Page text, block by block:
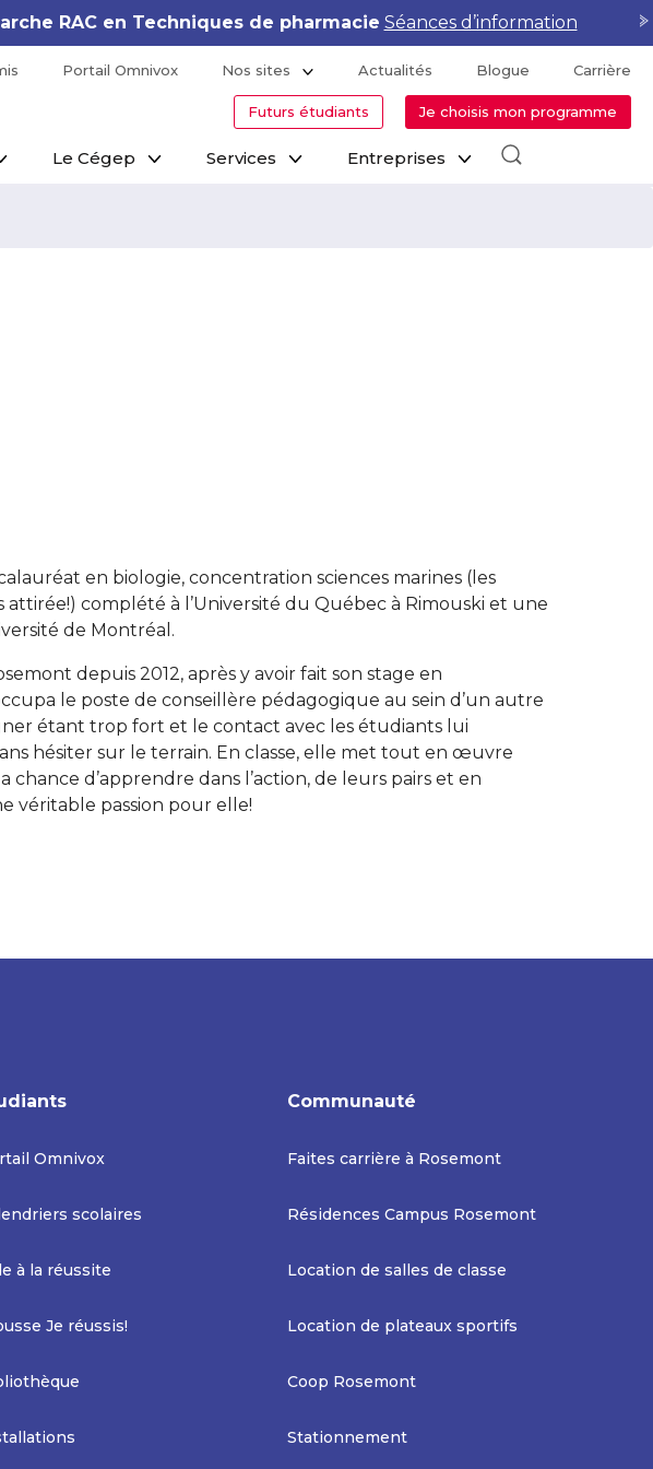
RAC en Techniques de pharmacie Séances d’information
Portail Omnivox Nos sites Actualités Blogue Carrière
Futurs étudiants Je choisis mon programme
Le Cégep Services Entreprises
en biologie, concentration sciences marines (les
attirée!) complété à l’Université du Québec à Rimouski et une
de Montréal.
depuis 2012, après y avoir fait son stage en
le poste de conseillère pédagogique au sein d’un autre
étant trop fort et le contact avec les étudiants lui
hésiter sur le terrain. En classe, elle met tout en œuvre
d’apprendre dans l’action, de leurs pairs et en
véritable passion pour elle!
Omnivox
scolaires
à la réussite
Je réussis!
Communauté
Faites carrière à Rosemont
Résidences Campus Rosemont
Location de salles de classe
Location de plateaux sportifs
Coop Rosemont
Stationnement